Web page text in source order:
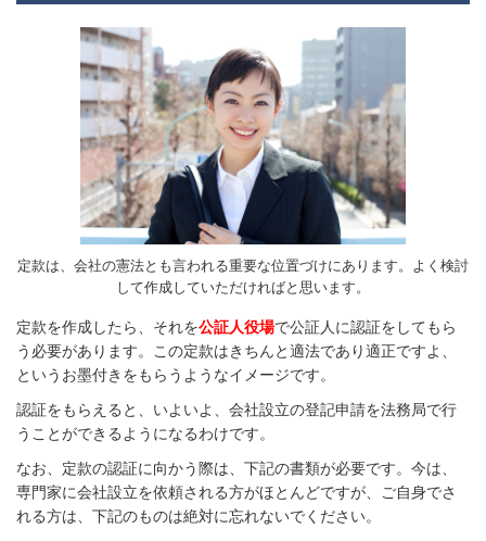
定款は、会社の憲法とも言われる重要な位置づけにあります。よく検討
して作成していただければと思います。
定款を作成したら、それを公証人役場で公証人に認証をしてもら
う必要があります。この定款はきちんと適法であり適正ですよ、
というお墨付きをもらうようなイメージです。
認証をもらえると、いよいよ、会社設立の登記申請を法務局で行
うことができるようになるわけです。
なお、定款の認証に向かう際は、下記の書類が必要です。今は、
専門家に会社設立を依頼される方がほとんどですが、ご自身でさ
れる方は、下記のものは絶対に忘れないでください。